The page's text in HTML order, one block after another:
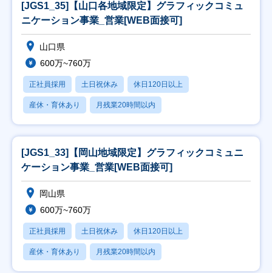
[JGS1_35]【山口各地域限定】グラフィックコミュ
ニケーション事業_営業[WEB面接可]
山口県
600万~760万
正社員採用 土日祝休み 休日120日以上
産休・育休あり 月残業20時間以内
[JGS1_33]【岡山地域限定】グラフィックコミュニ
ケーション事業_営業[WEB面接可]
岡山県
600万~760万
正社員採用 土日祝休み 休日120日以上
産休・育休あり 月残業20時間以内